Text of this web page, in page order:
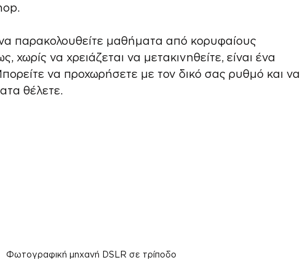
παρακολουθείτε μαθήματα από κορυφαίους
να χρειάζεται να μετακινηθείτε, είναι ένα
να προχωρήσετε με τον δικό σας ρυθμό και να
θέλετε.
Φωτογραφική μηχανή DSLR σε τρίποδο